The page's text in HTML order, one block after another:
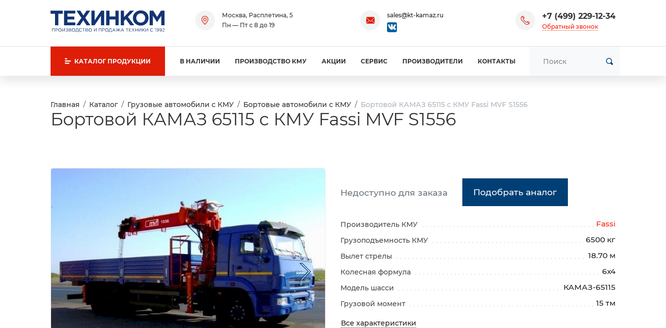
Москва, Расплетина, 5
Пн — Пт с 8 до 19
sales@kt-kamaz.ru +7 (499) 229-12-34
Обратный звонок
КАТАЛОГ ПРОДУКЦИИ В НАЛИЧИИ ПРОИЗВОДСТВО КМУ АКЦИИ СЕРВИС ПРОИЗВОДИТЕЛИ КОНТАКТЫ
Главная Каталог Грузовые автомобили с КМУ Бортовые автомобили с КМУ Бортовой КАМАЗ 65115 с КМУ Fassi MVF S1556
Бортовой КАМАЗ 65115 с КМУ Fassi MVF S1556
Подобрать аналог
Производитель КМУ Fassi
Грузоподъемность КМУ 6500 кг
Вылет стрелы 18.70 м
Колесная формула 6х4
Модель шасси КАМАЗ-65115
Грузовой момент 15 тм
Все характеристики